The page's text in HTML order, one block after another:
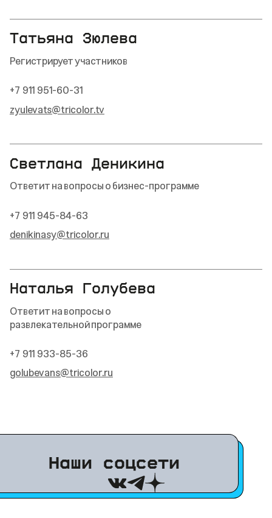
Татьяна Зюлева
Регистрирует участников
+7 911 951-60-31
zyulevats@tricolor.tv
Светлана Деникина
Ответит на вопросы о бизнес-программе
+7 911 945-84-63
denikinasy@tricolor.ru
Наталья Голубева
Ответит на вопросы о
развлекательной программе
+7 911 933-85-36
golubevans@tricolor.ru
Наши соцсети